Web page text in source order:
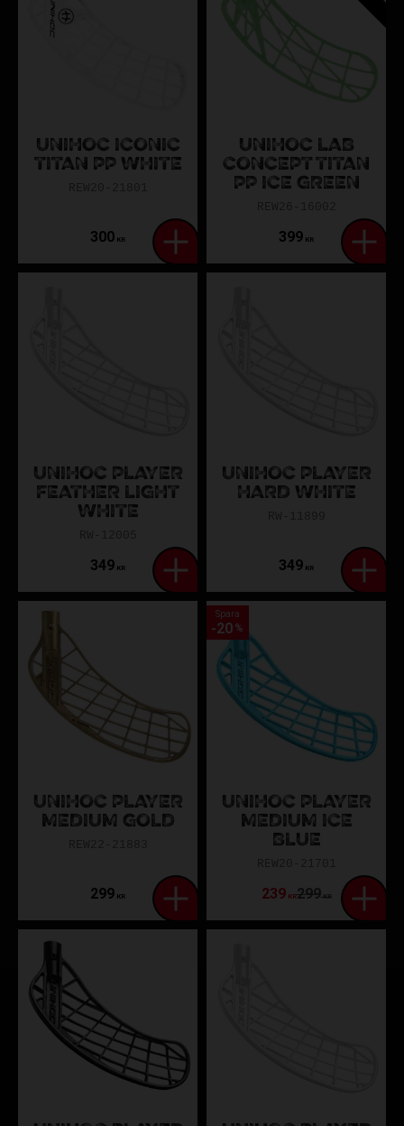
UNIHOC ICONIC
TITAN PP WHITE
300 KR
UNIHOC LAB
CONCEPT TITAN
PP ICE GREEN
399 KR
UNIHOC PLAYER
FEATHER LIGHT
WHITE
349 KR
UNIHOC PLAYER
HARD WHITE
349 KR
UNIHOC PLAYER
MEDIUM GOLD
299 KR
UNIHOC PLAYER
MEDIUM ICE
BLUE
239KR299KR
Spara
20 %